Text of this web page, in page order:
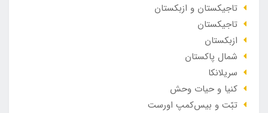
تاجیکستان و ازبکستان
تاجیکستان
ازبکستان
شمال پاکستان
سریلانکا
کنیا و حیات وحش
تبّت و بیس‌کمپ اورست